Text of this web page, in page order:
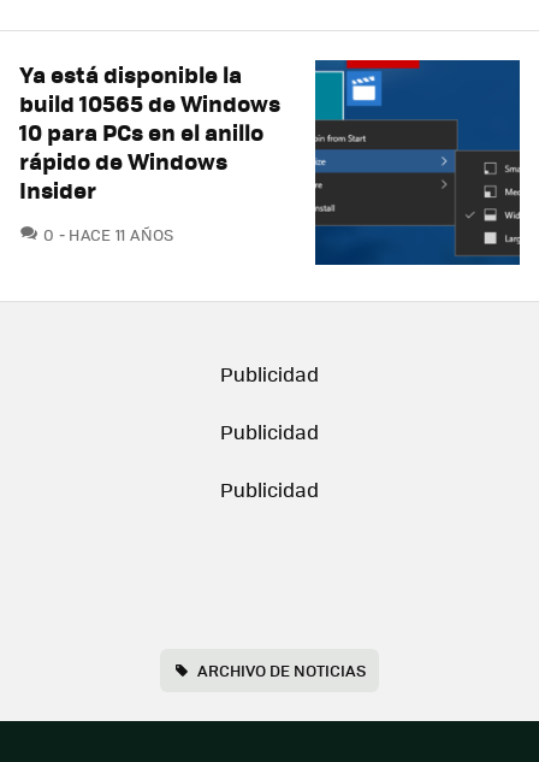
Ya está disponible la
build 10565 de Windows
10 para PCs en el anillo
rápido de Windows
Insider
0 COMENTARIOS
HACE 11 AÑOS
ARCHIVO DE NOTICIAS